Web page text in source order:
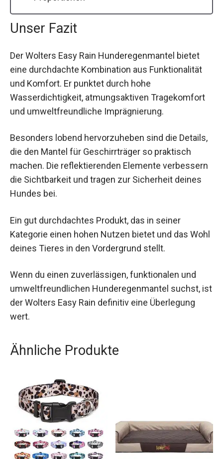
Unser Fazit
Der Wolters Easy Rain Hunderegenmantel bietet
eine durchdachte Kombination aus Funktionalität
und Komfort. Er punktet durch hohe
Wasserdichtigkeit, atmungsaktiven Tragekomfort
und umweltfreundliche Imprägnierung.
Besonders lobend hervorzuheben sind die Details,
die den Mantel für Geschirrträger so praktisch
machen. Die reflektierenden Elemente verbessern
die Sichtbarkeit und tragen zur Sicherheit deines
Hundes bei.
Ein gut durchdachtes Produkt, das in seiner
Kategorie einen hohen Nutzen bietet und das Wohl
deines Tieres in den Vordergrund stellt.
Wenn du einen zuverlässigen, funktionalen und
umweltfreundlichen Hunderegenmantel suchst, ist
der Wolters Easy Rain definitiv eine Überlegung
wert.
Ähnliche Produkte